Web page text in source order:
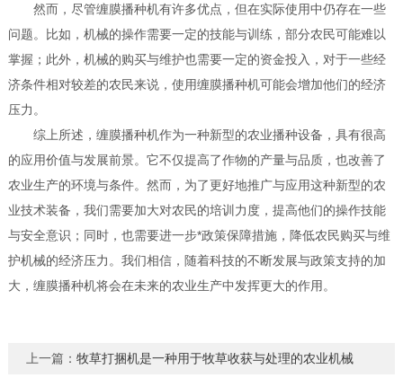
然而，尽管缠膜播种机有许多优点，但在实际使用中仍存在一些
问题。比如，机械的操作需要一定的技能与训练，部分农民可能难以
掌握；此外，机械的购买与维护也需要一定的资金投入，对于一些经
济条件相对较差的农民来说，使用缠膜播种机可能会增加他们的经济
压力。
综上所述，缠膜播种机作为一种新型的农业播种设备，具有很高
的应用价值与发展前景。它不仅提高了作物的产量与品质，也改善了
农业生产的环境与条件。然而，为了更好地推广与应用这种新型的农
业技术装备，我们需要加大对农民的培训力度，提高他们的操作技能
与安全意识；同时，也需要进一步*政策保障措施，降低农民购买与维
护机械的经济压力。我们相信，随着科技的不断发展与政策支持的加
大，缠膜播种机将会在未来的农业生产中发挥更大的作用。
上一篇： 牧草打捆机是一种用于牧草收获与处理的农业机械